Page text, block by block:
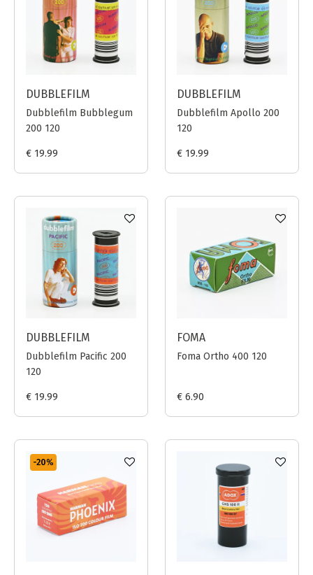
DUBBLEFILM
Dubblefilm Bubblegum
200 120
€ 19.99
DUBBLEFILM
Dubblefilm Apollo 200
120
€ 19.99
DUBBLEFILM
Dubblefilm Pacific 200
120
€ 19.99
FOMA
Foma Ortho 400 120
€ 6.90
-20%